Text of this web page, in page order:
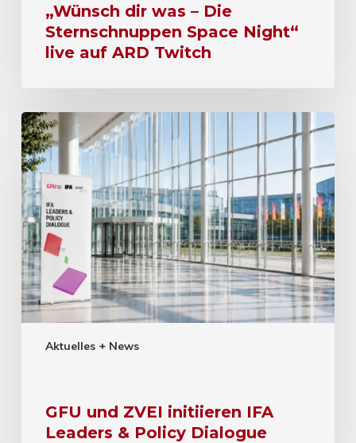
„Wünsch dir was – Die
Sternschnuppen Space Night“
live auf ARD Twitch
Aktuelles + News
GFU und ZVEI initiieren IFA
Leaders & Policy Dialogue